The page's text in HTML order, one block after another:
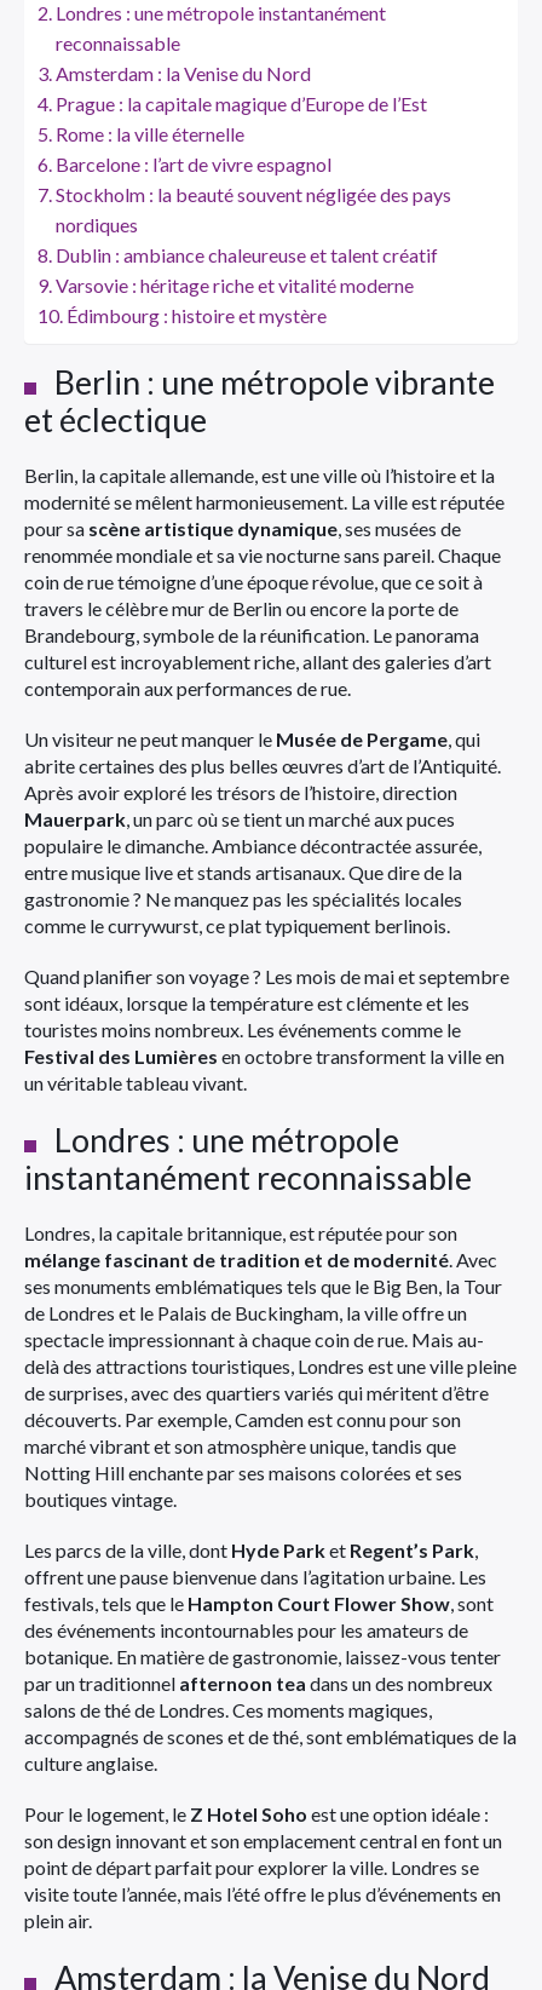
Londres : une métropole instantanément
reconnaissable
Amsterdam : la Venise du Nord
Prague : la capitale magique d’Europe de l’Est
Rome : la ville éternelle
Barcelone : l’art de vivre espagnol
Stockholm : la beauté souvent négligée des pays
nordiques
Dublin : ambiance chaleureuse et talent créatif
Varsovie : héritage riche et vitalité moderne
Édimbourg : histoire et mystère
Berlin : une métropole vibrante
et éclectique
Berlin, la capitale allemande, est une ville où l’histoire et la
modernité se mêlent harmonieusement. La ville est réputée
pour sa scène artistique dynamique, ses musées de
renommée mondiale et sa vie nocturne sans pareil. Chaque
coin de rue témoigne d’une époque révolue, que ce soit à
travers le célèbre mur de Berlin ou encore la porte de
Brandebourg, symbole de la réunification. Le panorama
culturel est incroyablement riche, allant des galeries d’art
contemporain aux performances de rue.
Un visiteur ne peut manquer le Musée de Pergame, qui
abrite certaines des plus belles œuvres d’art de l’Antiquité.
Après avoir exploré les trésors de l’histoire, direction
Mauerpark, un parc où se tient un marché aux puces
populaire le dimanche. Ambiance décontractée assurée,
entre musique live et stands artisanaux. Que dire de la
gastronomie ? Ne manquez pas les spécialités locales
comme le currywurst, ce plat typiquement berlinois.
Quand planifier son voyage ? Les mois de mai et septembre
sont idéaux, lorsque la température est clémente et les
touristes moins nombreux. Les événements comme le
Festival des Lumières en octobre transforment la ville en
un véritable tableau vivant.
Londres : une métropole
instantanément reconnaissable
Londres, la capitale britannique, est réputée pour son
mélange fascinant de tradition et de modernité. Avec
ses monuments emblématiques tels que le Big Ben, la Tour
de Londres et le Palais de Buckingham, la ville offre un
spectacle impressionnant à chaque coin de rue. Mais au-
delà des attractions touristiques, Londres est une ville pleine
de surprises, avec des quartiers variés qui méritent d’être
découverts. Par exemple, Camden est connu pour son
marché vibrant et son atmosphère unique, tandis que
Notting Hill enchante par ses maisons colorées et ses
boutiques vintage.
Les parcs de la ville, dont Hyde Parket Regent’s Park,
offrent une pause bienvenue dans l’agitation urbaine. Les
festivals, tels que le Hampton Court Flower Show, sont
des événements incontournables pour les amateurs de
botanique. En matière de gastronomie, laissez-vous tenter
par un traditionnel afternoon tea dans un des nombreux
salons de thé de Londres. Ces moments magiques,
accompagnés de scones et de thé, sont emblématiques de la
culture anglaise.
Pour le logement, le Z Hotel Soho est une option idéale :
son design innovant et son emplacement central en font un
point de départ parfait pour explorer la ville. Londres se
visite toute l’année, mais l’été offre le plus d’événements en
plein air.
Amsterdam : la Venise du Nord